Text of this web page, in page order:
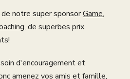
notre super sponsorGame,
, de superbes prix
d'encouragement et
amenez vos amis et famille,